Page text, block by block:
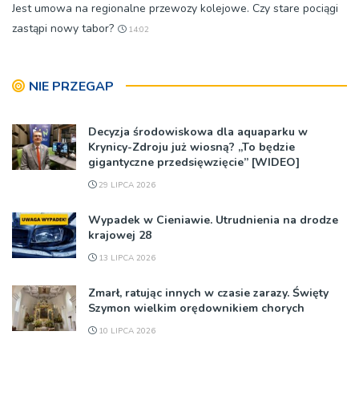
Jest umowa na regionalne przewozy kolejowe. Czy stare pociągi
zastąpi nowy tabor?
14:02
NIE PRZEGAP
Decyzja środowiskowa dla aquaparku w
Krynicy-Zdroju już wiosną? „To będzie
gigantyczne przedsięwzięcie” [WIDEO]
29 LIPCA 2026
Wypadek w Cieniawie. Utrudnienia na drodze
krajowej 28
13 LIPCA 2026
Zmarł, ratując innych w czasie zarazy. Święty
Szymon wielkim orędownikiem chorych
10 LIPCA 2026